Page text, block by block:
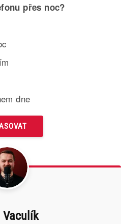
přes noc?
dne
Vaculík